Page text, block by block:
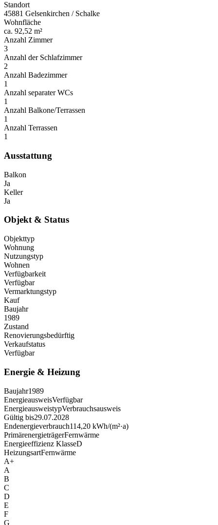
Standort
45881 Gelsenkirchen / Schalke
Wohnfläche
ca. 92,52 m²
Anzahl Zimmer
3
Anzahl der Schlafzimmer
2
Anzahl Badezimmer
1
Anzahl separater WCs
1
Anzahl Balkone/Terrassen
1
Anzahl Terrassen
1
Ausstattung
Balkon
Ja
Keller
Ja
Objekt & Status
Objekttyp
Wohnung
Nutzungstyp
Wohnen
Verfügbarkeit
Verfügbar
Vermarktungstyp
Kauf
Baujahr
1989
Zustand
Renovierungsbedürftig
Verkaufstatus
Verfügbar
Energie & Heizung
Baujahr1989
EnergieausweisVerfügbar
Energie­ausweistypVerbrauchsausweis
Gültig bis29.07.2028
Endenergieverbrauch114,20 kWh/(m²·a)
PrimärenergieträgerFernwärme
Energieeffizienz KlasseD
HeizungsartFernwärme
A+
A
B
C
D
E
F
G